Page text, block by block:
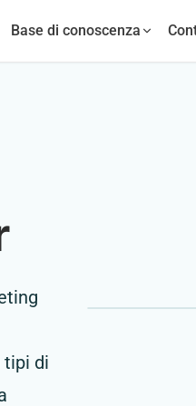
Base di conoscenza
tipi di